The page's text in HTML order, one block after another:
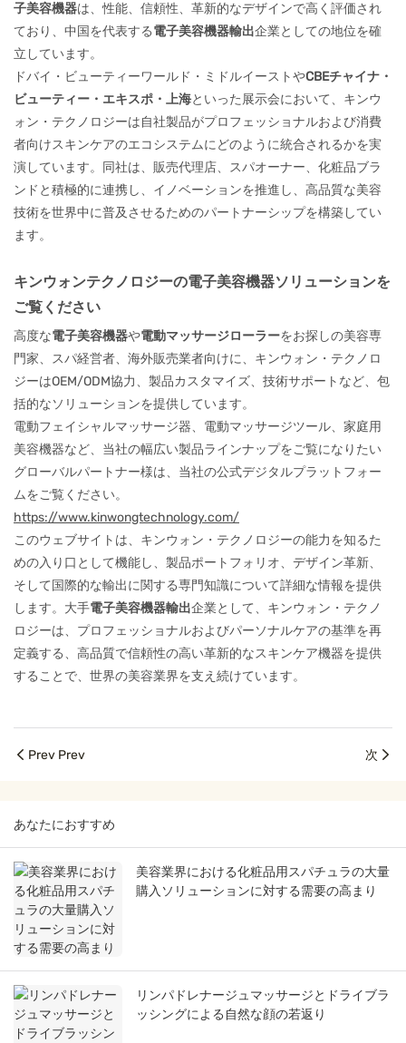
子美容機器は、性能、信頼性、革新的なデザインで高く評価され
ており、中国を代表する電子美容機器輸出企業としての地位を確
立しています。
ドバイ・ビューティーワールド・ミドルイーストやCBEチャイナ・
ビューティー・エキスポ・上海といった展示会において、キンウ
ォン・テクノロジーは自社製品がプロフェッショナルおよび消費
者向けスキンケアのエコシステムにどのように統合されるかを実
演しています。同社は、販売代理店、スパオーナー、化粧品ブラ
ンドと積極的に連携し、イノベーションを推進し、高品質な美容
技術を世界中に普及させるためのパートナーシップを構築してい
ます。
キンウォンテクノロジーの電子美容機器ソリューションを
ご覧ください
高度な電子美容機器や電動マッサージローラーをお探しの美容専
門家、スパ経営者、海外販売業者向けに、キンウォン・テクノロ
ジーはOEM/ODM協力、製品カスタマイズ、技術サポートなど、包
括的なソリューションを提供しています。
電動フェイシャルマッサージ器、電動マッサージツール、家庭用
美容機器など、当社の幅広い製品ラインナップをご覧になりたい
グローバルパートナー様は、当社の公式デジタルプラットフォー
ムをご覧ください。
https://www.kinwongtechnology.com/
このウェブサイトは、キンウォン・テクノロジーの能力を知るた
めの入り口として機能し、製品ポートフォリオ、デザイン革新、
そして国際的な輸出に関する専門知識について詳細な情報を提供
します。大手電子美容機器輸出企業として、キンウォン・テクノ
ロジーは、プロフェッショナルおよびパーソナルケアの基準を再
定義する、高品質で信頼性の高い革新的なスキンケア機器を提供
することで、世界の美容業界を支え続けています。
Prev Prev 次
あなたにおすすめ
美容業界における化粧品用スパチュラの大量
購入ソリューションに対する需要の高まり
リンパドレナージュマッサージとドライブラ
ッシングによる自然な顔の若返り